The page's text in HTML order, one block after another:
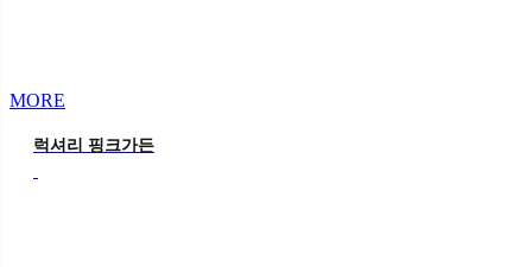
MORE
럭셔리 핑크가든